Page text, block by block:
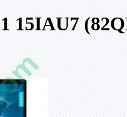
15IAU7